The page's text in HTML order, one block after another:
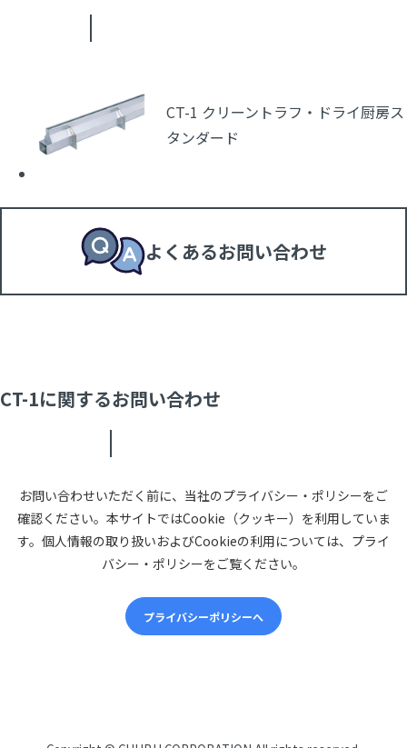
CT-1 クリーントラフ・ドライ厨房ス
タンダード
よくあるお問い合わせ
CT-1に関するお問い合わせ
お問い合わせいただく前に、当社のプライバシー・ポリシーをご
確認ください。本サイトではCookie（クッキー）を利用していま
す。個人情報の取り扱いおよびCookieの利用については、プライ
バシー・ポリシーをご覧ください。
プライバシーポリシーへ